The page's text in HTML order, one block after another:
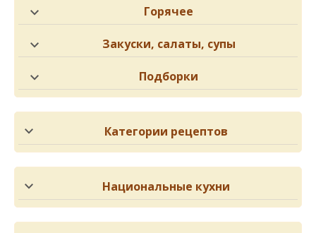
Горячее
Закуски, салаты, супы
Подборки
Категории рецептов
Национальные кухни